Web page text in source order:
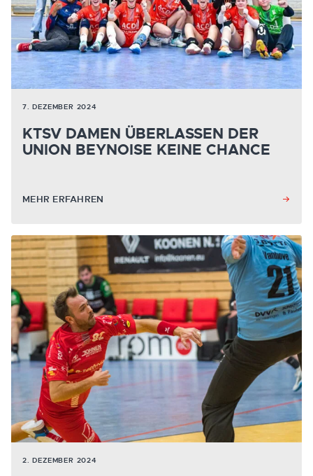
7. DEZEMBER 2024
KTSV DAMEN ÜBERLASSEN DER
UNION BEYNOISE KEINE CHANCE
MEHR ERFAHREN
2. DEZEMBER 2024